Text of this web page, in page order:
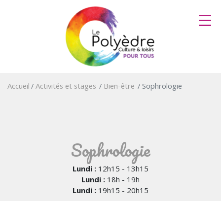
au
contenu
principal
Accueil Activités et stages Bien-être Sophrologie
Sophrologie
Lundi : 12h15 - 13h15
Lundi : 18h - 19h
Lundi : 19h15 - 20h15